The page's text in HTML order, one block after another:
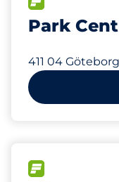
Park
411 04 Göteborg
474 m